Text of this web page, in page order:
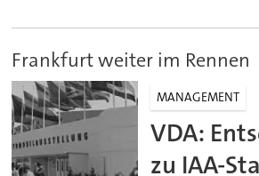
Frankfurt weiter im Rennen
MANAGEMENT
VDA:
zu IAA-